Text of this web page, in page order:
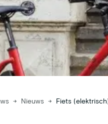
→ Nieuws →